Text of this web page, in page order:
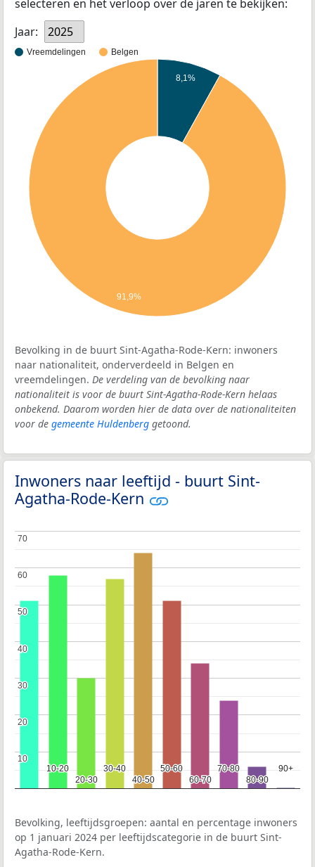
selecteren en het verloop over de jaren te bekijken:
Jaar:
2025
Vreemdelingen Belgen
8,1%
91,9%
Bevolking in de buurt Sint-Agatha-Rode-Kern: inwoners
naar nationaliteit, onderverdeeld in Belgen en
vreemdelingen. De verdeling van de bevolking naar
nationaliteit is voor de buurt Sint-Agatha-Rode-Kern helaas
onbekend. Daarom worden hier de data over de nationaliteiten
voor de gemeente Huldenberg getoond.
Inwoners naar leeftijd - buurt Sint-
Agatha-Rode-Kern
10-20
10-20
20-30
20-30
30-40
30-40
40-50
40-50
50-60
50-60
60-70
60-70
70-80
70-80
80-90
80-90
90+
90+
10
10
20
20
30
30
40
40
50
50
60
60
70
70
Bevolking, leeftijdsgroepen: aantal en percentage inwoners
op 1 januari 2024 per leeftijdscategorie in de buurt Sint-
Agatha-Rode-Kern.